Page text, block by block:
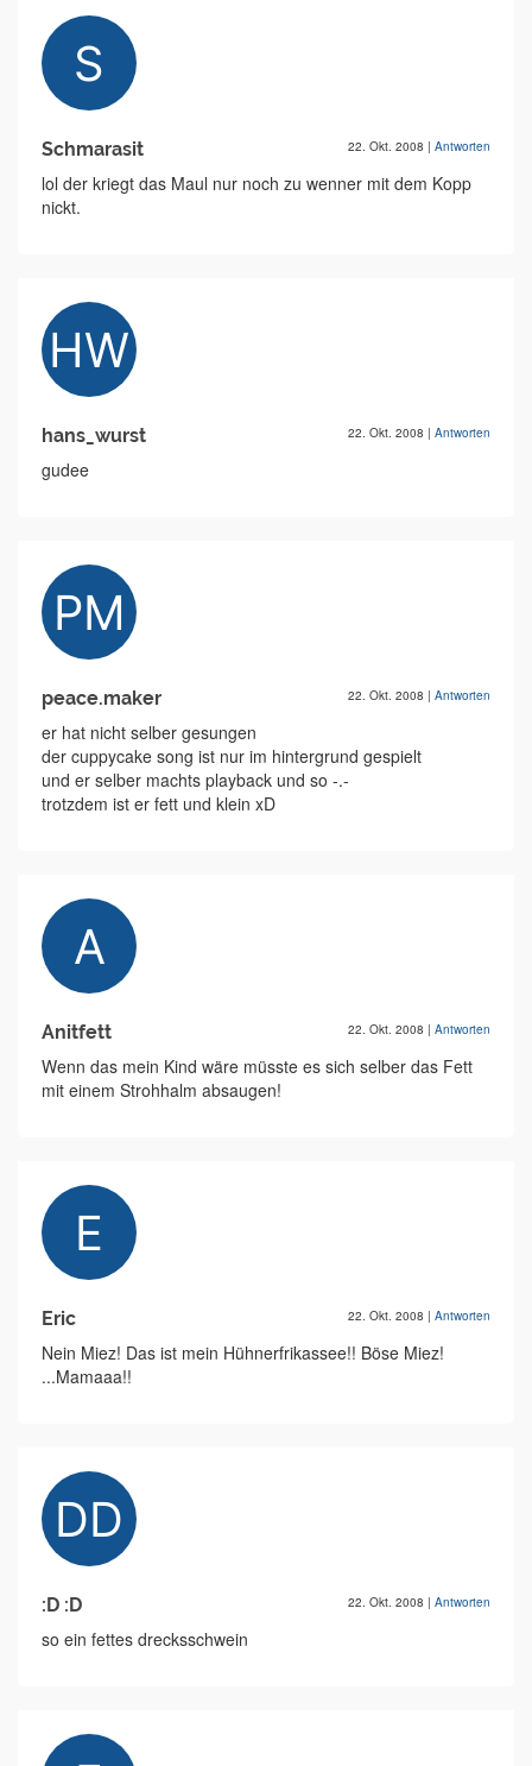
Schmarasit 22. Okt. 2008 | Antworten
lol der kriegt das Maul nur noch zu wenner mit dem Kopp
nickt.
hans_wurst 22. Okt. 2008 | Antworten
gudee
peace.maker 22. Okt. 2008 | Antworten
er hat nicht selber gesungen
der cuppycake song ist nur im hintergrund gespielt
und er selber machts playback und so -.-
trotzdem ist er fett und klein xD
Anitfett 22. Okt. 2008 | Antworten
Wenn das mein Kind wäre müsste es sich selber das Fett
mit einem Strohhalm absaugen!
Eric 22. Okt. 2008 | Antworten
Nein Miez! Das ist mein Hühnerfrikassee!! Böse Miez!
...Mamaaa!!
:D :D 22. Okt. 2008 | Antworten
so ein fettes drecksschwein